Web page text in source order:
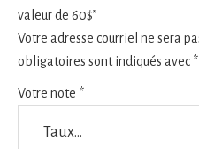
valeur de 60$”
Votre adresse courriel ne sera
obligatoires sont indiqués avec *
Votre note *